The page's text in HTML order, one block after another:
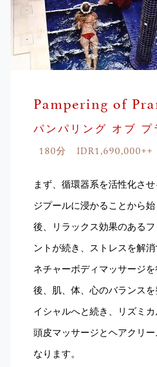
Pampering of
パンパリング オブ プ
180分 IDR1,690,000++
まず、循環器系を活性化さ
ジプールに浸かることから
後、リラックス効果のある
ントが続き、ストレスを解
ネチャーボディマッサージ
後、肌、体、心のバランス
イシャルへと続き、リズミ
頭皮マッサージとヘアクリ
なります。